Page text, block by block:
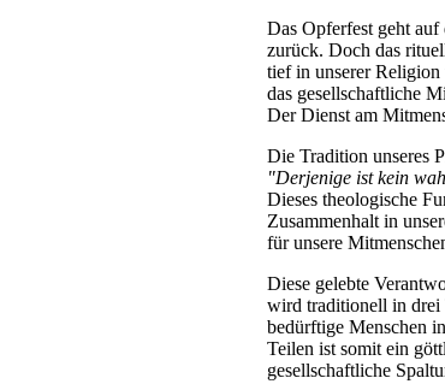
Das Opferfest geht auf
zurück. Doch das
tief in unserer
das gesellschaftliche
Der Dienst am
Die Tradition unseres
"Derjenige ist kein
Dieses theologische
Zusammenhalt in
für unsere
Diese gelebte
wird traditionell in drei
bedürftige Menschen
Teilen ist somit ein
gesellschaftliche